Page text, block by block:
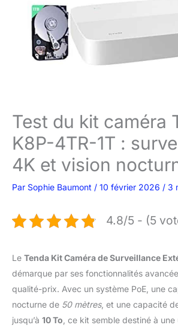
Test du kit caméra
K8P-4TR-1T :
4K et vision
Par Sophie Baumont / 10 février 2026 / 3
4.8/5 - (5
Le Tenda Kit Caméra de Surveillance
démarque par ses fonctionnalités
qualité-prix. Avec un système PoE, une
nocturne de 50 mètres, et une capacité
jusqu’à 10 To , ce kit semble destiné à